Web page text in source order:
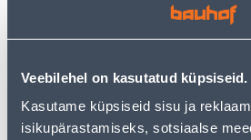
Veebilehel on kasutatud küpsiseid.
Kasutame küpsiseid sisu ja
isikupärastamiseks, sotsiaalse
2 2
KAMPAANIA